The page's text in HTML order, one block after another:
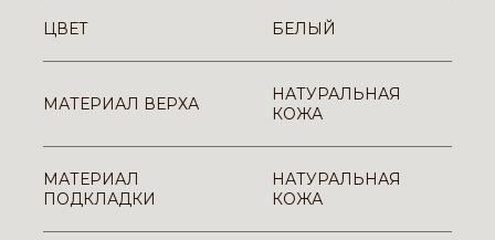
ЦВЕТ БЕЛЫЙ
МАТЕРИАЛ ВЕРХА
НАТУРАЛЬНАЯ
КОЖА
МАТЕРИАЛ
ПОДКЛАДКИ
НАТУРАЛЬНАЯ
КОЖА